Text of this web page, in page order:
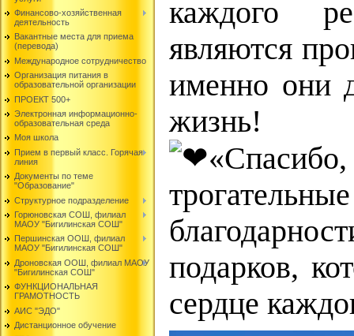
Финансово-хозяйственная
деятельность
Вакантные места для приема
(перевода)
Международное сотрудничество
Организация питания в
образовательной организации
ПРОЕКТ 500+
Электронная информационно-
образовательная среда
Моя школа
Прием в первый класс. Горячая
линия
Документы по теме
"Образование"
Структурное подразделение
Горюновская СОШ, филиал
МАОУ "Бигилинская СОШ"
Першинская ООШ, филиал
МАОУ "Бигилинская СОШ"
Дроновская ООШ, филиал МАОУ
"Бигилинская СОШ"
ФУНКЦИОНАЛЬНАЯ
ГРАМОТНОСТЬ
АИС "ЭДО"
Дистанционное обучение
каждого
являются
именно они
жизнь!
подарков,
сердце